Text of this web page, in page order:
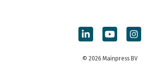
© 2026 Mainpress BV